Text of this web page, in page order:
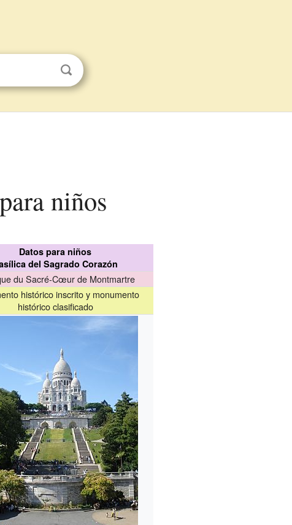
niños
Datos para niños
del Sagrado Corazón
du Sacré-Cœur de Montmartre
histórico inscrito y monumento
histórico clasificado